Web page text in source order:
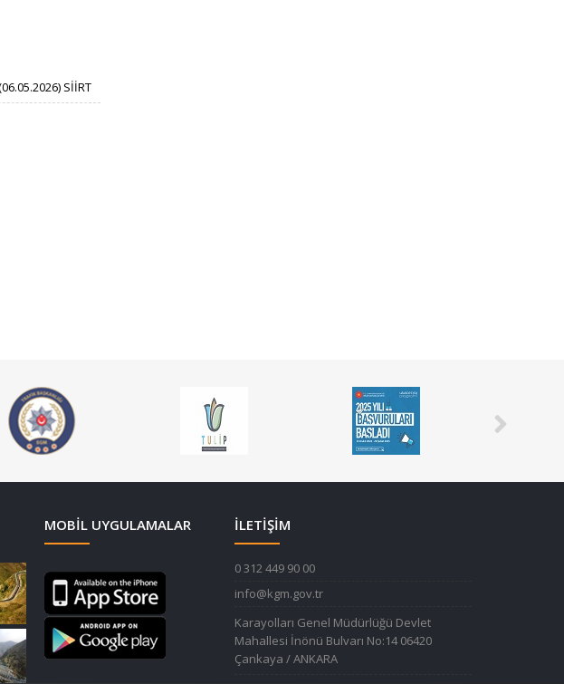
SİİRT​
MOBIL UYGULAMALAR İLETİŞİM
0 312 449 90 00
info@kgm.gov.tr
Karayolları Genel Müdürlüğü Devlet
Mahallesi İnönü Bulvarı No:14 06420
Çankaya / ANKARA